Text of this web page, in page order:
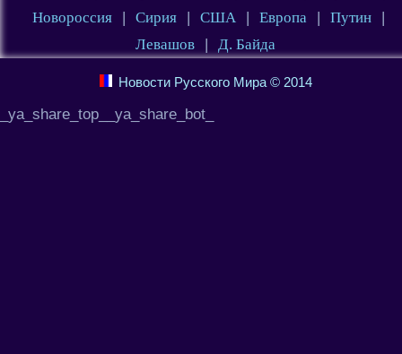
Новороссия
| Сирия | США | Европа | Путин
|
Левашов
| Д. Байда
Новости Русского Мира © 2014
_ya_share_top__ya_share_bot_